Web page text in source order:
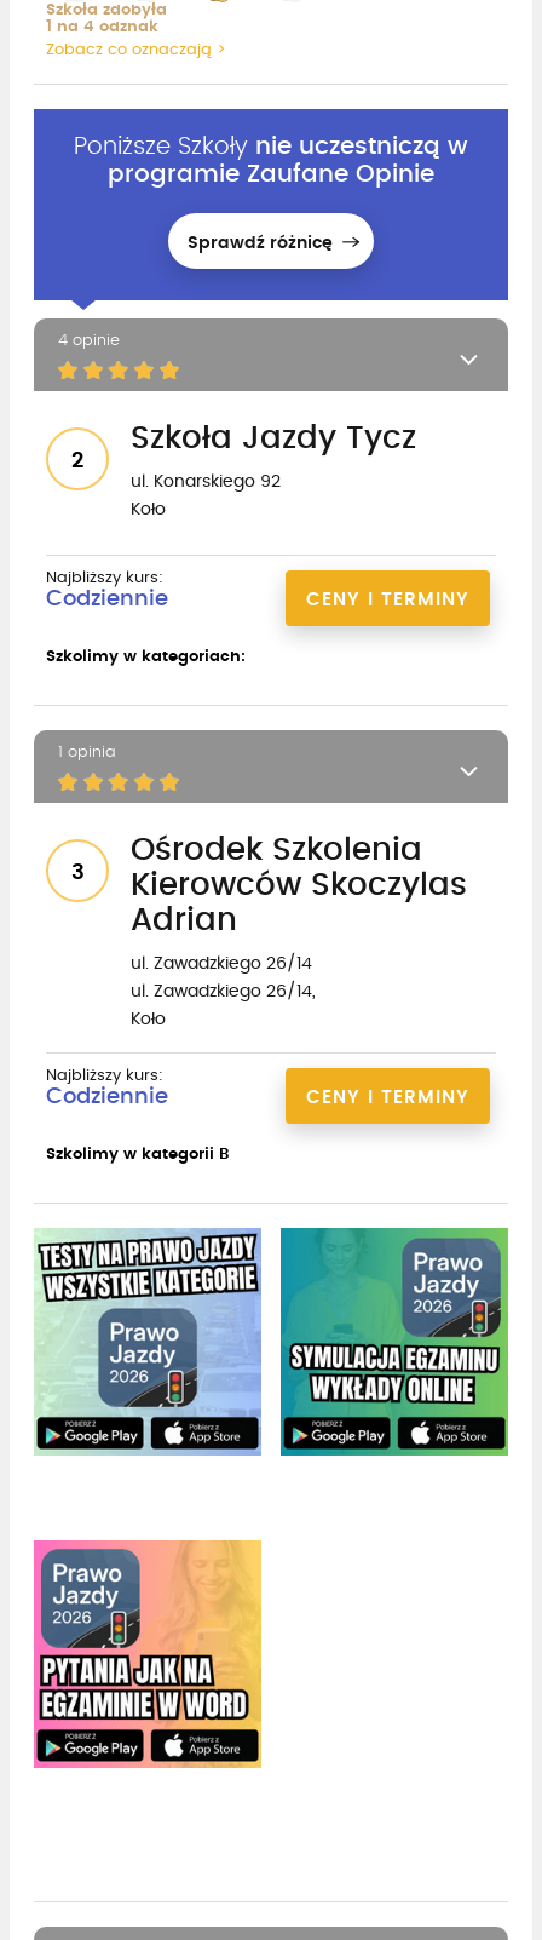
Szkoła zdobyła
1 na 4 odznak
Zobacz co oznaczają >
Poniższe Szkoły nie uczestniczą w
programie Zaufane Opinie
Sprawdź różnicę
4 opinie
2
Szkoła Jazdy Tycz
ul. Konarskiego 92
Koło
CENY I TERMINY
Najbliższy kurs:
Codziennie
Szkolimy w kategoriach:
1 opinia
3
Ośrodek Szkolenia
Kierowców Skoczylas
Adrian
ul. Zawadzkiego 26/14
ul. Zawadzkiego 26/14,
Koło
CENY I TERMINY
Najbliższy kurs:
Codziennie
Szkolimy w kategorii B